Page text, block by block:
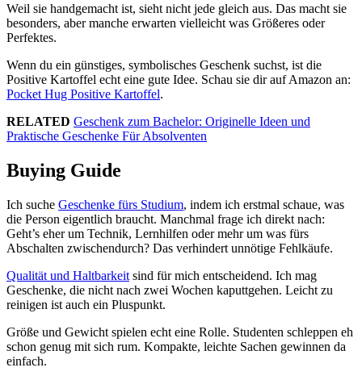
Weil sie handgemacht ist, sieht nicht jede gleich aus. Das macht sie
besonders, aber manche erwarten vielleicht was Größeres oder
Perfektes.
Wenn du ein günstiges, symbolisches Geschenk suchst, ist die
Positive Kartoffel echt eine gute Idee. Schau sie dir auf Amazon an:
Pocket Hug Positive Kartoffel.
RELATED Geschenk zum Bachelor: Originelle Ideen und
Praktische Geschenke Für Absolventen
Buying Guide
Ich suche Geschenke fürs Studium, indem ich erstmal schaue, was
die Person eigentlich braucht. Manchmal frage ich direkt nach:
Geht’s eher um Technik, Lernhilfen oder mehr um was fürs
Abschalten zwischendurch? Das verhindert unnötige Fehlkäufe.
Qualität und Haltbarkeit sind für mich entscheidend. Ich mag
Geschenke, die nicht nach zwei Wochen kaputtgehen. Leicht zu
reinigen ist auch ein Pluspunkt.
Größe und Gewicht spielen echt eine Rolle. Studenten schleppen eh
schon genug mit sich rum. Kompakte, leichte Sachen gewinnen da
einfach.